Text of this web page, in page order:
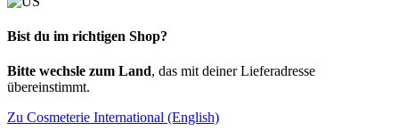
Bist du im richtigen Shop?
Bitte wechsle zum Land, das mit deiner Lieferadresse
übereinstimmt.
Zu Cosmeterie International (English)